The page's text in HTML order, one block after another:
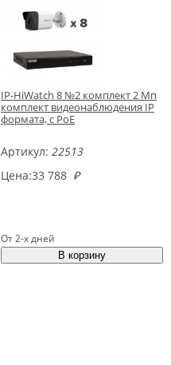
IP-HiWatch 8 №2 комплект 2 Мп
комплект видеонаблюдения IP
формата, c PoE
Артикул: 22513
Цена:33 788 ₽
От 2-х дней